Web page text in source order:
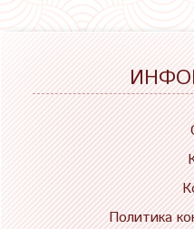
Политика